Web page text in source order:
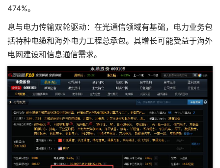
474%。
息与电力传输双轮驱动：在光通信领域有基础，电力业务包
括特种电缆和海外电力工程总承包。其增长可能受益于海外
电网建设和信息通信需求。